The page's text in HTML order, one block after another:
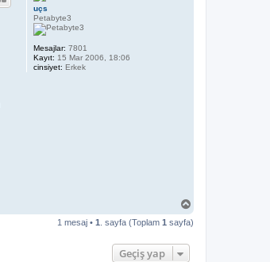
uçs
Petabyte3
Mesajlar: 7801
Kayıt: 15 Mar 2006, 18:06
cinsiyet: Erkek
1 mesaj • 1 . sayfa (Toplam 1 sayfa)
Geçiş yap